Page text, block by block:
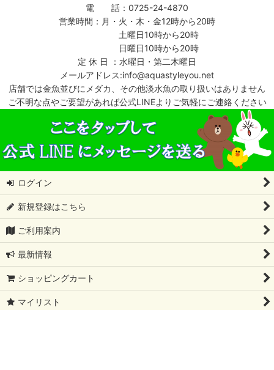
電 話：0725-24-4870
営業時間：月・火・木・金12時から20時
土曜日10時から20時
日曜日10時から20時
定 休 日 ：水曜日・第二木曜日
メールアドレス:info@aquastyleyou.net
店舗では金魚並びにメダカ、その他淡水魚の取り扱いはありません
ご不明な点やご要望があれば公式LINEよりご気軽にご連絡ください
ログイン
新規登録はこちら
ご利用案内
最新情報
ショッピングカート
マイリスト